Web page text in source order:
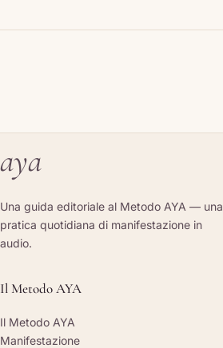
aya
Una guida editoriale al Metodo AYA — una
pratica quotidiana di manifestazione in
audio.
Il Metodo AYA
Il Metodo AYA
Manifestazione